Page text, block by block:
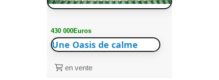
430 000Euros
Une Oasis de calme
en vente